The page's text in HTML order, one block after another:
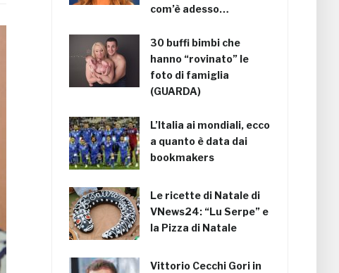
com’è adesso…
30 buffi bimbi che
hanno “rovinato” le
foto di famiglia
(GUARDA)
L’Italia ai mondiali, ecco
a quanto è data dai
bookmakers
Le ricette di Natale di
VNews24: “Lu Serpe” e
la Pizza di Natale
Vittorio Cecchi Gori in